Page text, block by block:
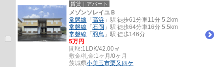
賃貸｜アパート
メゾンソレイユＢ
常磐線 「 高浜 」駅 徒歩61分車11分 5.2km
常磐線 「 石岡 」駅 徒歩64分車16分 5.5km
常磐線 「 羽鳥 」駅 徒歩146分
5万円
間取:1LDK/42.00㎡
敷金/礼金:1ヶ月/0ヶ月
茨城県小美玉市栗又四ケ